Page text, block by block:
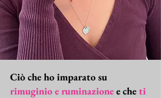
Ciò che ho imparato su
rimuginio e ruminazionee cheti